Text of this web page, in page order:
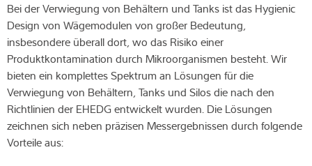
Bei der Verwiegung von Behältern und Tanks ist das Hygienic
Design von Wägemodulen von großer Bedeutung,
insbesondere überall dort, wo das Risiko einer
Produktkontamination durch Mikroorganismen besteht. Wir
bieten ein komplettes Spektrum an Lösungen für die
Verwiegung von Behältern, Tanks und Silos die nach den
Richtlinien der EHEDG entwickelt wurden. Die Lösungen
zeichnen sich neben präzisen Messergebnissen durch folgende
Vorteile aus: